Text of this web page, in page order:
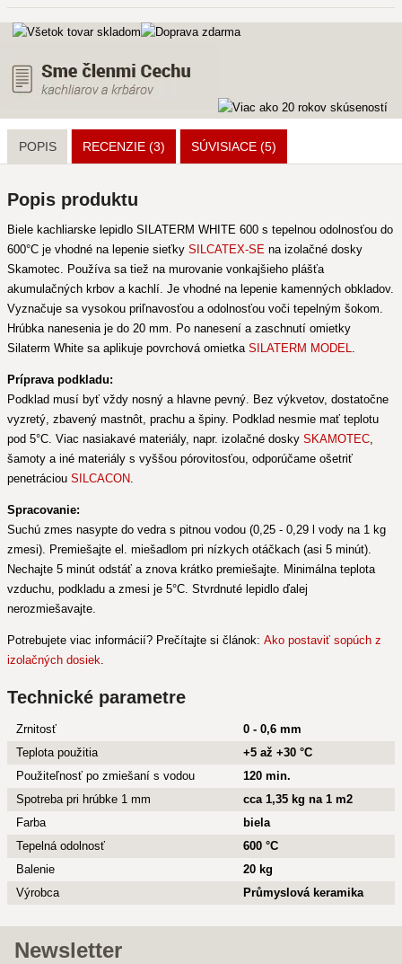
POPIS RECENZIE (3) SÚVISIACE (5)
Popis produktu
Biele kachliarske lepidlo SILATERM WHITE 600 s tepelnou odolnosťou do
600°C je vhodné na lepenie sieťky SILCATEX-SE na izolačné dosky
Skamotec. Používa sa tiež na murovanie vonkajšieho plášťa
akumulačných krbov a kachlí. Je vhodné na lepenie kamenných obkladov.
Vyznačuje sa vysokou priľnavosťou a odolnosťou voči tepelným šokom.
Hrúbka nanesenia je do 20 mm. Po nanesení a zaschnutí omietky
Silaterm White sa aplikuje povrchová omietka SILATERM MODEL.
Príprava podkladu:
Podklad musí byť vždy nosný a hlavne pevný. Bez výkvetov, dostatočne
vyzretý, zbavený mastnôt, prachu a špiny. Podklad nesmie mať teplotu
pod 5°C. Viac nasiakavé materiály, napr. izolačné dosky SKAMOTEC,
šamoty a iné materiály s vyššou pórovitosťou, odporúčame ošetriť
penetráciou SILCACON.
Spracovanie:
Suchú zmes nasypte do vedra s pitnou vodou (0,25 - 0,29 l vody na 1 kg
zmesi). Premiešajte el. miešadlom pri nízkych otáčkach (asi 5 minút).
Nechajte 5 minút odstáť a znova krátko premiešajte. Minimálna teplota
vzduchu, podkladu a zmesi je 5°C. Stvrdnuté lepidlo ďalej
nerozmiešavajte.
Potrebujete viac informácií? Prečítajte si článok: Ako postaviť sopúch z
izolačných dosiek.
Technické parametre
Zrnitosť
0 - 0,6 mm
Teplota použitia
+5 až +30 °C
Použiteľnosť po zmiešaní s vodou
120 min.
Spotreba pri hrúbke 1 mm
cca 1,35 kg na 1 m2
Farba
biela
Tepelná odolnosť
600 °C
Balenie
20 kg
Výrobca
Průmyslová keramika
Newsletter